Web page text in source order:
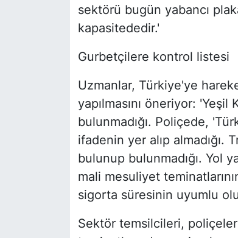
sektörü bugün yabancı
kapasitededir.'
Gurbetçilere kontrol listesi
Uzmanlar, Türkiye'ye
yapılmasını öneriyor:
bulunmadığı. Poliçede,
ifadenin yer alıp almadığı.
bulunup bulunmadığı. Yol
mali mesuliyet
sigorta süresinin uyumlu
Sektör temsilcileri,